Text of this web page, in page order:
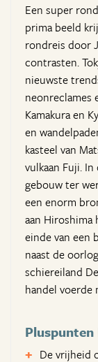
Een super
prima beeld
rondreis door
contrasten.
nieuwste
neonreclames
Kamakura en
en
kasteel van
vulkaan Fuji.
gebouw ter
een enorm
aan
einde van een
naast de
schiereiland
handel voerde
Pluspunten
De vrijheid